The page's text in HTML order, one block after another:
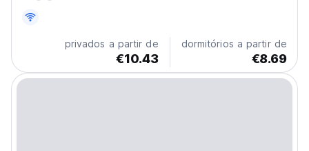
privados a partir de
€10.43
dormitórios a partir de
€8.69